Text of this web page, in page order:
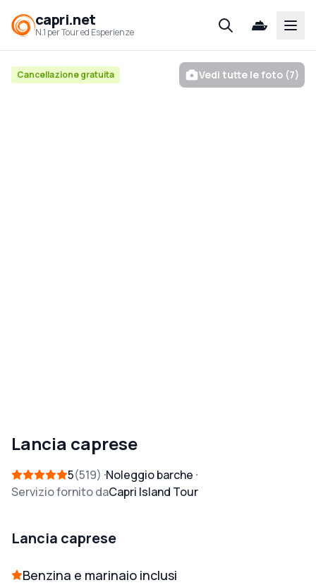
capri.net
N.1 per Tour ed Esperienze
Cancellazione gratuita Vedi tutte le foto (7)
Lancia caprese
5 519
Noleggio barche
Servizio fornito daCapri Island Tour
Lancia caprese
Benzina e marinaio inclusi